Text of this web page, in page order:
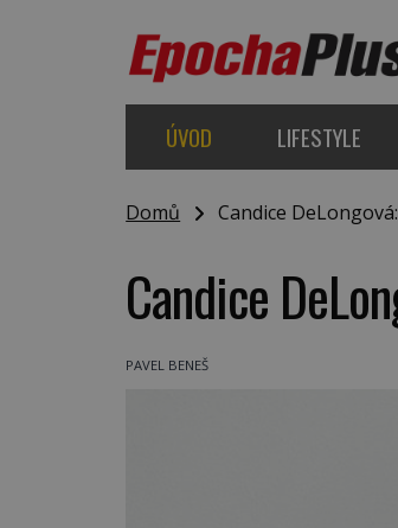
ÚVOD LIFESTYLE
Domů Candice
Candice
PAVEL BENEŠ